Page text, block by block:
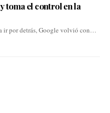
toma el control en la
ir por detrás, Google volvió con…